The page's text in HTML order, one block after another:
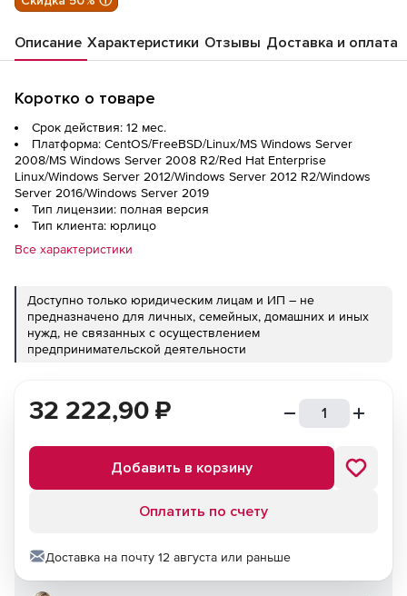
Описание Характеристики Отзывы Доставка и оплата
Коротко о товаре
Срок действия: 12 мес.
Платформа: CentOS/FreeBSD/Linux/MS Windows Server
2008/MS Windows Server 2008 R2/Red Hat Enterprise
Linux/Windows Server 2012/Windows Server 2012 R2/Windows
Server 2016/Windows Server 2019
Тип лицензии: полная версия
Тип клиента: юрлицо
Все характеристики
Доступно только юридическим лицам и ИП – не
предназначено для личных, семейных, домашних и иных
нужд, не связанных с осуществлением
предпринимательской деятельности
32 222,90 ₽
Добавить в корзину
Оплатить по счету
Доставка на почту 12 августа или раньше